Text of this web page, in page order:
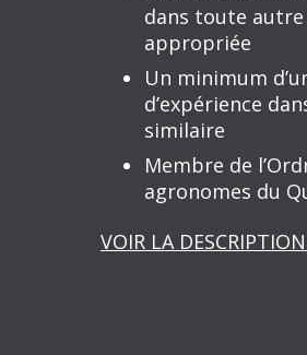
dans toute
appropriée
Un minimum
d’expérience
similaire
Membre de
agronomes du
VOIR LA